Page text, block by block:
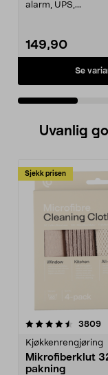
alarm, UPS,...
149,90
Se
Uvanlig
Sjekk prisen
3809
Kjøkkenrengjøring
Mikrofiberklut
pakning
4.5av 5